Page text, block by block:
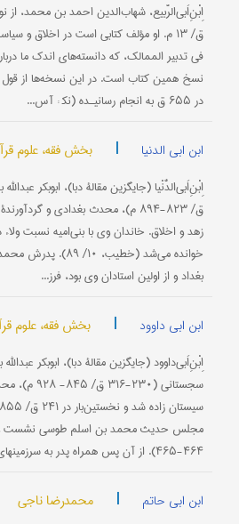
ق/ ۱۳ م. او مؤلف کتابی است در اخلاق و
فی تدبیر الممالک، که دانسته‌های اندک ما
نسخ همین کتاب است. در این نسخه‌ها از قول
در ۶۵۵ ق به انجام رسانیـده (نک‍ : آس...
ابن ابی الدنیا | بخش فقه، علوم
ق/ ۸۲۳-۸۹۴ م)، محدث بغدادی و
زهد و اخلاق. خاندان وی با بنی‌امیه نسبت
خوانده می‌شد (خطیب،
بغداد و از اولین استادان وی بود، فرز...
ابن ابی داوود | بخش فقه، علوم
اِبْنِ‌اَبی‌داوود (جایگزین مقالۀ دبا)، ابوبکر
سجستانی
۴۶۴-۴۶۵). از آن پس همراه پدر به سرزمینهای مختلف سفر ...
ابن ابی حاتم | محمدرضا ناجی